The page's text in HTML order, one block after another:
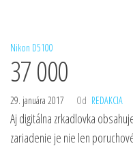
Nikon D5100
37 000
29. januára 2017 Od REDAKCIA
Aj digitálna zrkadlovka
zariadenie je nie len